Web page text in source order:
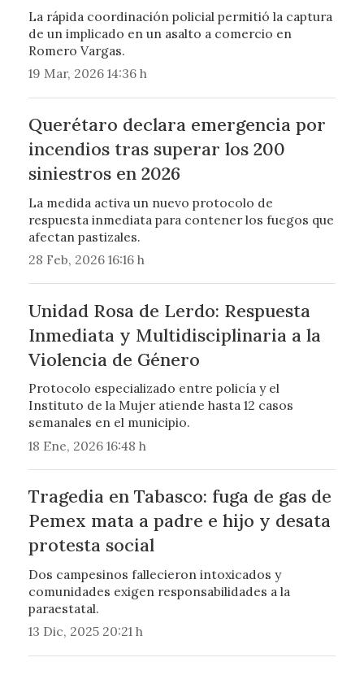
La rápida coordinación policial permitió la captura
de un implicado en un asalto a comercio en
Romero Vargas.
19 Mar, 2026 14:36 h
Querétaro declara emergencia por
incendios tras superar los 200
siniestros en 2026
La medida activa un nuevo protocolo de
respuesta inmediata para contener los fuegos que
afectan pastizales.
28 Feb, 2026 16:16 h
Unidad Rosa de Lerdo: Respuesta
Inmediata y Multidisciplinaria a la
Violencia de Género
Protocolo especializado entre policía y el
Instituto de la Mujer atiende hasta 12 casos
semanales en el municipio.
18 Ene, 2026 16:48 h
Tragedia en Tabasco: fuga de gas de
Pemex mata a padre e hijo y desata
protesta social
Dos campesinos fallecieron intoxicados y
comunidades exigen responsabilidades a la
paraestatal.
13 Dic, 2025 20:21 h